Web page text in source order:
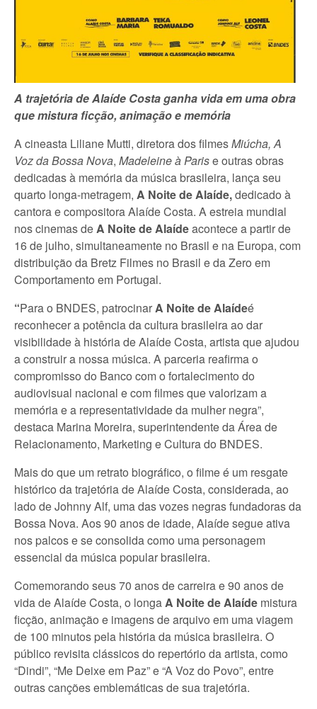
A trajetória de Alaíde Costa ganha vida em uma obra
que mistura ficção, animação e memória
A cineasta Liliane Mutti, diretora dos filmesMiúcha, A
Voz da Bossa Nova, Madeleine à Parise outras obras
dedicadas à memória da música brasileira, lança seu
quarto longa-metragem, A Noite de Alaíde,dedicado à
cantora e compositora Alaíde Costa. A estreia mundial
nos cinemas deA Noite de Alaídeacontece a partir de
16 de julho, simultaneamente no Brasil e na Europa, com
distribuição da Bretz Filmes no Brasil e da Zero em
Comportamento em Portugal.
“Para o BNDES, patrocinarA Noite de Alaídeé
reconhecer a potência da cultura brasileira ao dar
visibilidade à história de Alaíde Costa, artista que ajudou
a construir a nossa música. A parceria reafirma o
compromisso do Banco com o fortalecimento do
audiovisual nacional e com filmes que valorizam a
memória e a representatividade da mulher negra”,
destaca Marina Moreira, superintendente da Área de
Relacionamento, Marketing e Cultura do BNDES.
Mais do que um retrato biográfico, o filme é um resgate
histórico da trajetória de Alaíde Costa, considerada, ao
lado de Johnny Alf, uma das vozes negras fundadoras da
Bossa Nova. Aos 90 anos de idade, Alaíde segue ativa
nos palcos e se consolida como uma personagem
essencial da música popular brasileira.
Comemorando seus 70 anos de carreira e 90 anos de
vida de Alaíde Costa, o longaA Noite de Alaíde mistura
ficção, animação e imagens de arquivo em uma viagem
de 100 minutos pela história da música brasileira. O
público revisita clássicos do repertório da artista, como
“Dindi”, “Me Deixe em Paz” e “A Voz do Povo”, entre
outras canções emblemáticas de sua trajetória.